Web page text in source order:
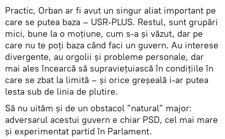
Practic, Orban ar fi avut un singur aliat important pe
care se putea baza – USR-PLUS. Restul, sunt grupări
mici, bune la o moțiune, cum s-a și văzut, dar pe
care nu te poți baza când faci un guvern. Au interese
divergente, au orgolii și probleme personale, dar
mai ales încearcă să supraviețuiască în condițiile în
care se zbat la limită – și orice greșeală i-ar putea
lesta sub de linia de plutire.
Să nu uităm și de un obstacol ”natural” major:
adversarul acestui guvern e chiar PSD, cel mai mare
și experimentat partid în Parlament.